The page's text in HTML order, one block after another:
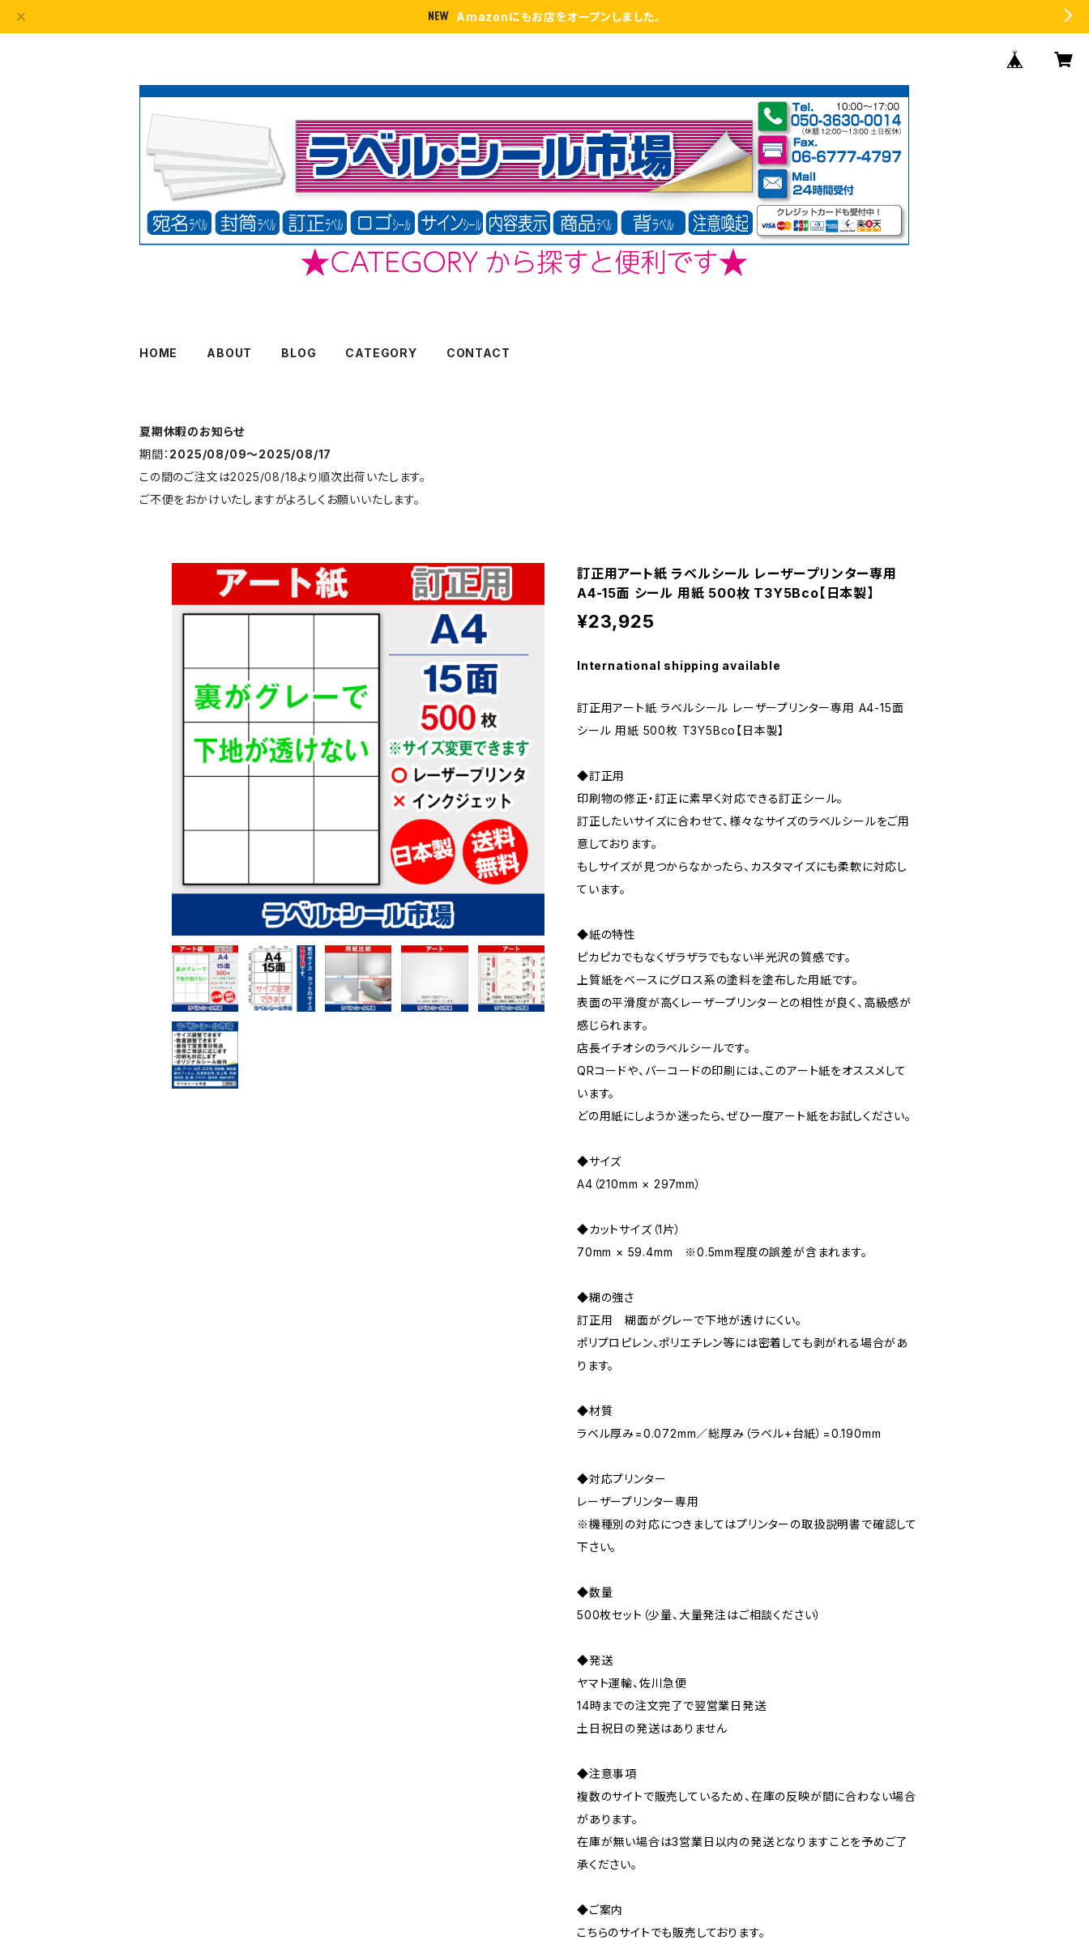
Amazonにもお店をオープンしました。
HOME ABOUT BLOG CATEGORY CONTACT
夏期休暇のお知らせ
期間： 2025/08/09〜2025/08/17
この間のご注文は2025/08/18より順次出荷いたします。
ご不便をおかけいたしますがよろしくお願いいたします。
訂正用アート紙 ラベルシール レーザープリンター専用
A4-15面 シール 用紙 500枚 T3Y5Bco【日本製】
¥23,925
International shipping available
訂正用アート紙 ラベルシール レーザープリンター専用 A4-15面
シール 用紙 500枚 T3Y5Bco【日本製】
◆訂正用
印刷物の修正・訂正に素早く対応できる訂正シール。
訂正したいサイズに合わせて、様々なサイズのラベルシールをご用
意しております。
もしサイズが見つからなかったら、カスタマイズにも柔軟に対応し
ています。
◆紙の特性
ピカピカでもなくザラザラでもない半光沢の質感です。
上質紙をベースにグロス系の塗料を塗布した用紙です。
表面の平滑度が高くレーザープリンターとの相性が良く、高級感が
感じられます。
店長イチオシのラベルシールです。
QRコードや、バーコードの印刷には、このアート紙をオススメして
います。
どの用紙にしようか迷ったら、ぜひ一度アート紙をお試しください。
◆サイズ
A4（210mm × 297mm）
◆カットサイズ（1片）
70mm × 59.4mm ※0.5mm程度の誤差が含まれます。
◆糊の強さ
訂正用 糊面がグレーで下地が透けにくい。
ポリプロピレン、ポリエチレン等には密着しても剥がれる場合があ
ります。
◆材質
ラベル厚み=0.072mm／総厚み（ラベル+台紙）=0.190mm
◆対応プリンター
レーザープリンター専用
※機種別の対応につきましてはプリンターの取扱説明書で確認して
下さい。
◆数量
500枚セット（少量、大量発注はご相談ください）
◆発送
ヤマト運輸、佐川急便
14時までの注文完了で翌営業日発送
土日祝日の発送はありません
◆注意事項
複数のサイトで販売しているため、在庫の反映が間に合わない場合
があります。
在庫が無い場合は3営業日以内の発送となりますことを予めご了
承ください。
◆ご案内
こちらのサイトでも販売しております。